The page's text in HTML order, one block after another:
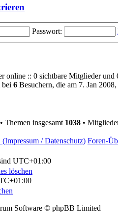
Passwort:
online :: 0 sichtbare Mitglieder
bei 6 Besuchern, die am 7. Jan
• Themen insgesamt 1038 •
/ Datenschutz) Foren-
UTC+01:00
löschen
Software © phpBB Limited